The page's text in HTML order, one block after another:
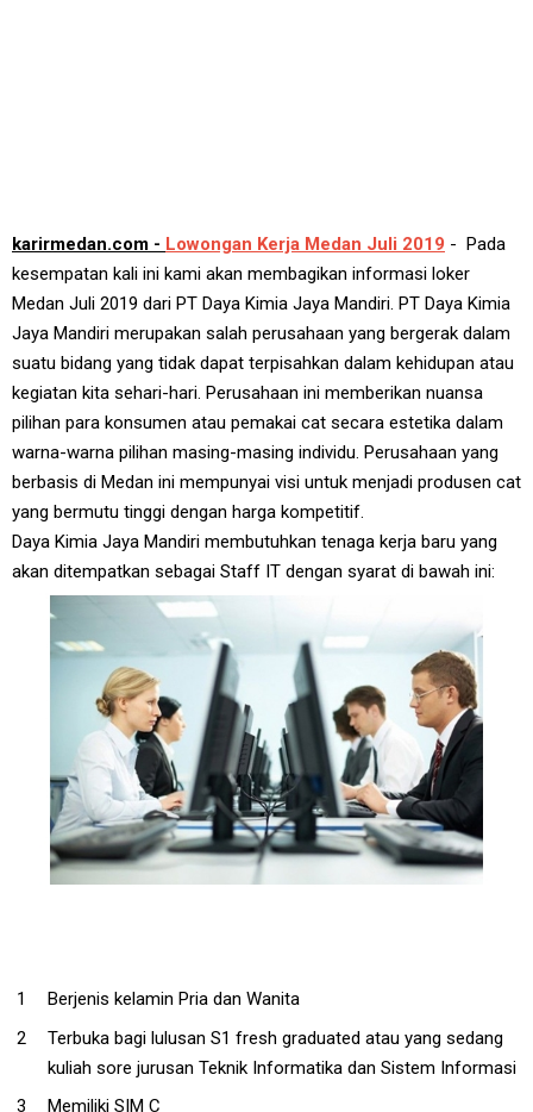
karirmedan.com - Lowongan Kerja Medan Juli 2019 - Pada
kesempatan kali ini kami akan membagikan informasi loker
Medan Juli 2019 dari PT Daya Kimia Jaya Mandiri. PT Daya Kimia
Jaya Mandiri merupakan salah perusahaan yang bergerak dalam
suatu bidang yang tidak dapat terpisahkan dalam kehidupan atau
kegiatan kita sehari-hari. Perusahaan ini memberikan nuansa
pilihan para konsumen atau pemakai cat secara estetika dalam
warna-warna pilihan masing-masing individu. Perusahaan yang
berbasis di Medan ini mempunyai visi untuk menjadi produsen cat
yang bermutu tinggi dengan harga kompetitif.
Daya Kimia Jaya Mandiri membutuhkan tenaga kerja baru yang
akan ditempatkan sebagai Staff IT dengan syarat di bawah ini:
Berjenis kelamin Pria dan Wanita
Terbuka bagi lulusan S1 fresh graduated atau yang sedang
kuliah sore jurusan Teknik Informatika dan Sistem Informasi
Memiliki SIM C